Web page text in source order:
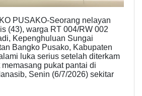
PUSAKO-Seorang nelayan
(43), warga RT 004/RW 002
Kepenghuluan Sungai
Bangko Pusako, Kabupaten
luka serius setelah diterkam
pukat pantai di
Senin (6/7/2026) sekitar